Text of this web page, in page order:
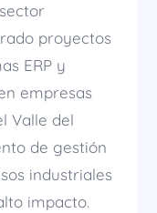
proyectos
ERP y
empresas
Valle del
de gestión
industriales
impacto.